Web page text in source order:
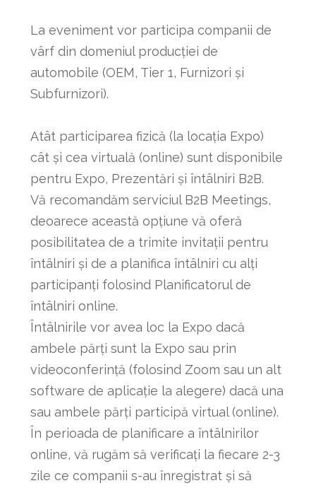
La eveniment vor participa companii de
vârf din domeniul producției de
automobile (OEM, Tier 1, Furnizori și
Subfurnizori).
Atât participarea fizică (la locația Expo)
cât și cea virtuală (online) sunt disponibile
pentru Expo, Prezentări și întâlniri B2B.
Vă recomandăm serviciul B2B Meetings,
deoarece această opțiune vă oferă
posibilitatea de a trimite invitații pentru
întâlniri și de a planifica întâlniri cu alți
participanți folosind Planificatorul de
întâlniri online.
Întâlnirile vor avea loc la Expo dacă
ambele părți sunt la Expo sau prin
videoconferință (folosind Zoom sau un alt
software de aplicație la alegere) dacă una
sau ambele părți participă virtual (online).
În perioada de planificare a întâlnirilor
online, vă rugăm să verificați la fiecare 2-3
zile ce companii s-au înregistrat și să